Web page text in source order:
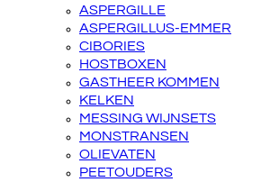
ASPERGILLE
ASPERGILLUS-EMMER
CIBORIES
HOSTBOXEN
GASTHEER KOMMEN
KELKEN
MESSING WIJNSETS
MONSTRANSEN
OLIEVATEN
PEETOUDERS